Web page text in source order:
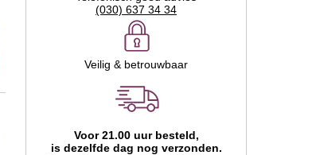
(030) 637 34 34
Veilig & betrouwbaar
Voor 21.00 uur besteld,
is dezelfde dag nog verzonden.